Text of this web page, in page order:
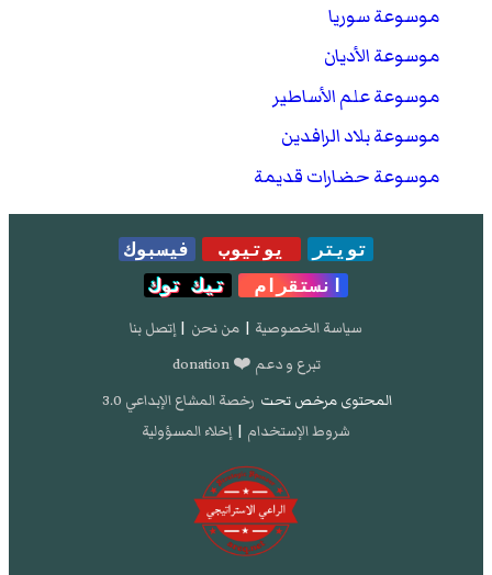
موسوعة سوريا
موسوعة الأديان
موسوعة علم الأساطير
موسوعة بلاد الرافدين
موسوعة حضارات قديمة
تويتر يوتيوب
فيسبوك
انستقرام
تيك توك
سياسة الخصوصية | من نحن | إتصل بنا
تبرع و دعم ❤️ donation
المحتوى مرخص تحت رخصة المشاع الإبداعي 3.0
شروط الإستخدام | إخلاء المسؤولية